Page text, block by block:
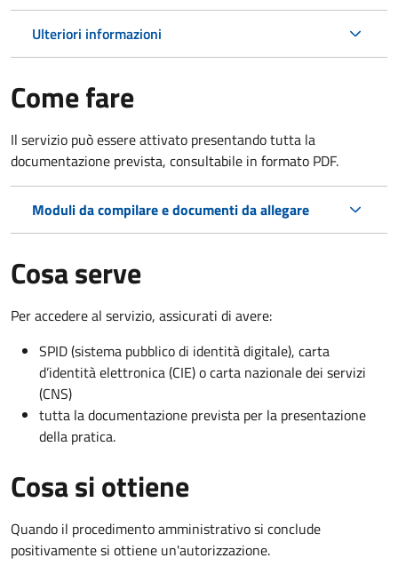
Ulteriori informazioni
Come fare
Il servizio può essere attivato presentando tutta la
documentazione prevista, consultabile in formato PDF.
Moduli da compilare e documenti da allegare
Cosa serve
Per accedere al servizio, assicurati di avere:
SPID (sistema pubblico di identità digitale), carta
d’identità elettronica (CIE) o carta nazionale dei servizi
(CNS)
tutta la documentazione prevista per la presentazione
della pratica.
Cosa si ottiene
Quando il procedimento amministrativo si conclude
positivamente si ottiene un'autorizzazione.